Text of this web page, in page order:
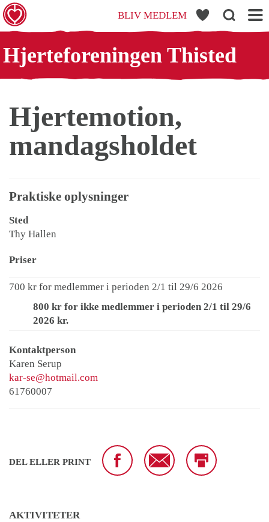
BLIV MEDLEM
Hjerteforeningen Thisted
Hjertemotion,
mandagsholdet
Praktiske oplysninger
Sted
Thy Hallen
Priser
700 kr for medlemmer i perioden 2/1 til 29/6 2026
800 kr for ikke medlemmer i perioden 2/1 til 29/6
2026 kr.
Kontaktperson
Karen Serup
kar-se@hotmail.com
61760007
DEL ELLER PRINT
AKTIVITETER